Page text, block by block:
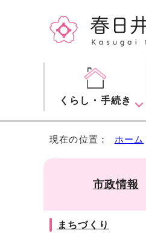
くらし・手続き
現在の位置： ホーム
市政情報
まちづくり